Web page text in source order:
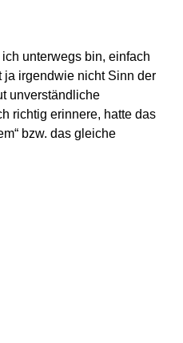
unterwegs bin, einfach
ja irgendwie nicht Sinn der
unverständliche
richtig erinnere, hatte das
bzw. das gleiche